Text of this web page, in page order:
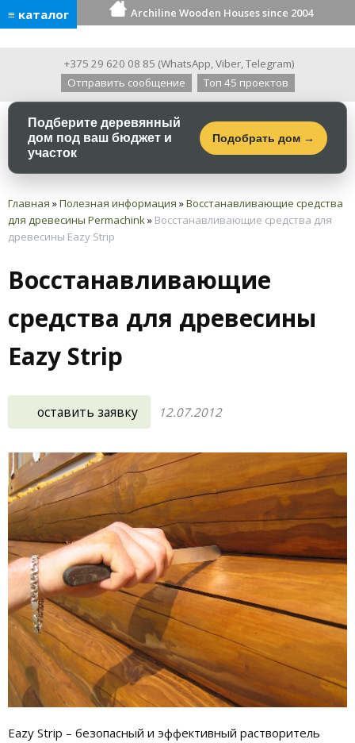
≡ каталог Archiline Wooden Houses since 2004
+375 29 620 08 85 (WhatsApp,Viber,Telegram)
Отправить сообщение
Топ 45 проектов
Подберите деревянный
дом под ваш бюджет и
участок
Подобрать дом →
Главная »Полезная информация »Восстанавливающие средства
для древесины Permachink» Восстанавливающие средства для
древесины Eazy Strip
Восстанавливающие
средства для древесины
Eazy Strip
оставить заявку 12.07.2012
Eazy Strip – безопасный и эффективный растворитель